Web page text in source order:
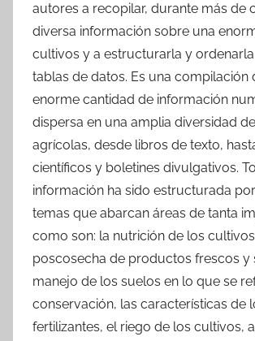
autores a recopilar, durante más de
diversa información sobre una
cultivos y a estructurarla y ordenarla
tablas de datos. Es una compilación
enorme cantidad de información
dispersa en una amplia diversidad
agrícolas, desde libros de texto,
científicos y boletines divulgativos.
información ha sido estructurada
temas que abarcan áreas de tanta
como son: la nutrición de los
poscosecha de productos frescos y
manejo de los suelos en lo que se
conservación, las características de
fertilizantes, el riego de los cultivos,